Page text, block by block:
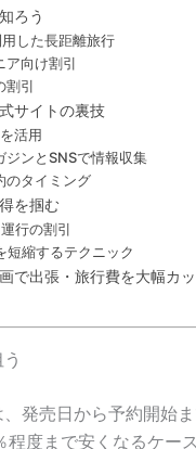
ろう
した長距離旅行
ア向け割引
割引
サイトの裏技
活用
ジンとSNSで情報収集
のタイミング
を掴む
行の割引
短縮するテクニック
で出張・旅行費を大幅カ
発売日から予約開始
度まで安くなるケー